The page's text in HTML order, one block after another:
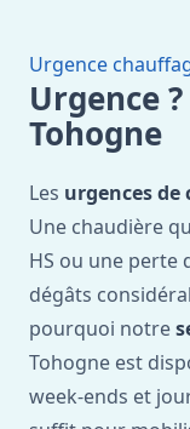
Urgence
Urgence
Tohogne
Les urgences de
Une chaudière
HS ou une perte
dégâts
pourquoi notre
Tohogne est
week-ends et